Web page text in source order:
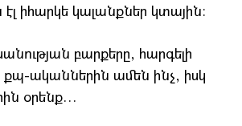
իհարկե կալանքներ կտային։
բարքերը, հարգելի
ականներին ամեն ինչ, իսկ
օրենք…